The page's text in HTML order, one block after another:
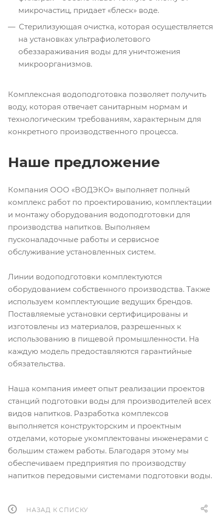
микрочастиц, придает «блеск» воде.
Стерилизующая очистка, которая осуществляется
на установках ультрафиолетового
обеззараживания воды для уничтожения
микроорганизмов.
Комплексная водоподготовка позволяет получить
воду, которая отвечает санитарным нормам и
технологическим требованиям, характерным для
конкретного производственного процесса.
Наше предложение
Компания ООО «ВОДЭКО» выполняет полный
комплекс работ по проектированию, комплектации
и монтажу оборудования водоподготовки для
производства напитков. Выполняем
пусконаладочные работы и сервисное
обслуживание установленных систем.
Линии водоподготовки комплектуются
оборудованием собственного производства. Также
используем комплектующие ведущих брендов.
Поставляемые установки сертифицированы и
изготовлены из материалов, разрешенных к
использованию в пищевой промышленности. На
каждую модель предоставляются гарантийные
обязательства.
Наша компания имеет опыт реализации проектов
станций подготовки воды для производителей всех
видов напитков. Разработка комплексов
выполняется конструкторским и проектным
отделами, которые укомплектованы инженерами с
большим стажем работы. Благодаря этому мы
обеспечиваем предприятия по производству
напитков передовыми системами подготовки воды.
НАЗАД К СПИСКУ